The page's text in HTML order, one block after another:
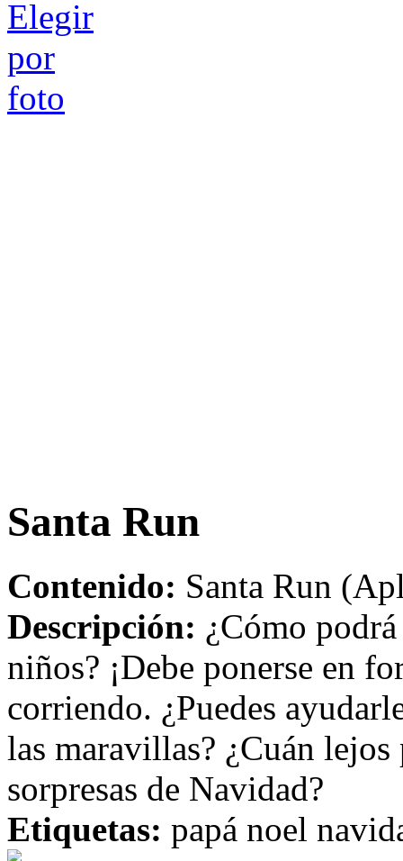
Santa Run
Contenido: Santa Run
Descripción: ¿Cómo
niños? ¡Debe ponerse en
corriendo. ¿Puedes
las maravillas? ¿Cuán
sorpresas de Navidad?
Etiquetas: papá noel